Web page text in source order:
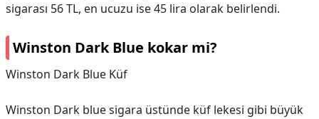
sigarası 56 TL, en ucuzu ise 45 lira olarak belirlendi.
Winston Dark Blue kokar mi?
Winston Dark Blue Küf
Winston Dark blue sigara üstünde küf lekesi gibi büyük